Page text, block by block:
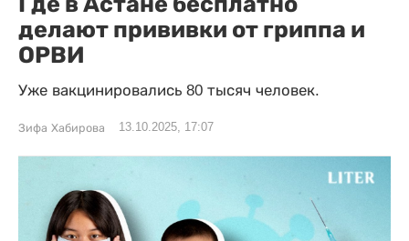
делают прививки от гриппа и
ОРВИ
Уже вакцинировались 80 тысяч человек.
Зифа Хабирова 13.10.2025, 17:07